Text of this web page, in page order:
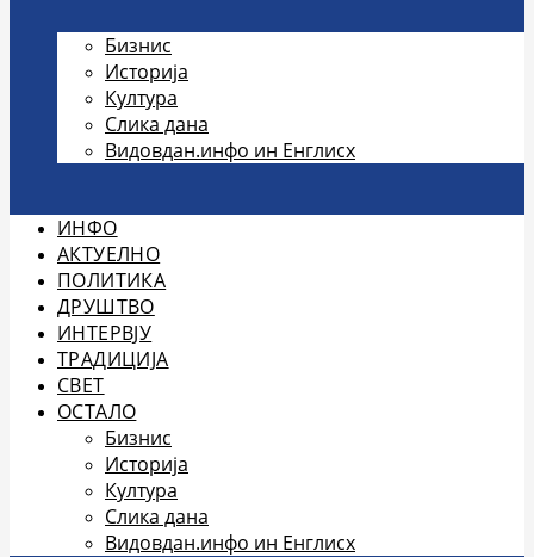
Бизнис
Историја
Култура
Слика дана
Видовдан.инфо ин Енглисх
ИНФО
АКТУЕЛНО
ПОЛИТИКА
ДРУШТВО
ИНТЕРВЈУ
ТРАДИЦИЈА
СВЕТ
ОСТАЛО
Бизнис
Историја
Култура
Слика дана
Видовдан.инфо ин Енглисх